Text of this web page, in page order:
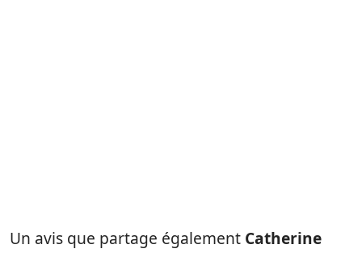
Un avis que partage également Catherine